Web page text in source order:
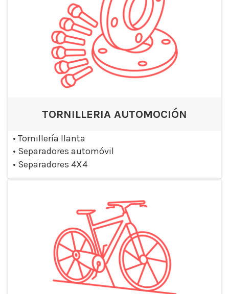
TORNILLERIA AUTOMOCIÓN
• Tornillería llanta
• Separadores automóvil
• Separadores 4X4